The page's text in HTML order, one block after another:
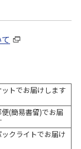
ットでお届けします
(簡易書留)でお届
ックライトでお届け